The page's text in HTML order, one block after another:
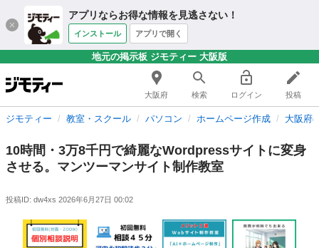
アプリならお得な情報を見逃さない！
インストール アプリで開く
地元の掲示板 ジモティー 大阪版
大阪府 検索 ログイン 投稿
ジモティー 教室・スクール パソコン ホームページ作成 大阪府
10時間・3万8千円で綺麗なWordpressサイトに変身
させる。マンツーマンサイト制作教室
投稿ID: dw4xs 2026年6月27日 00:02